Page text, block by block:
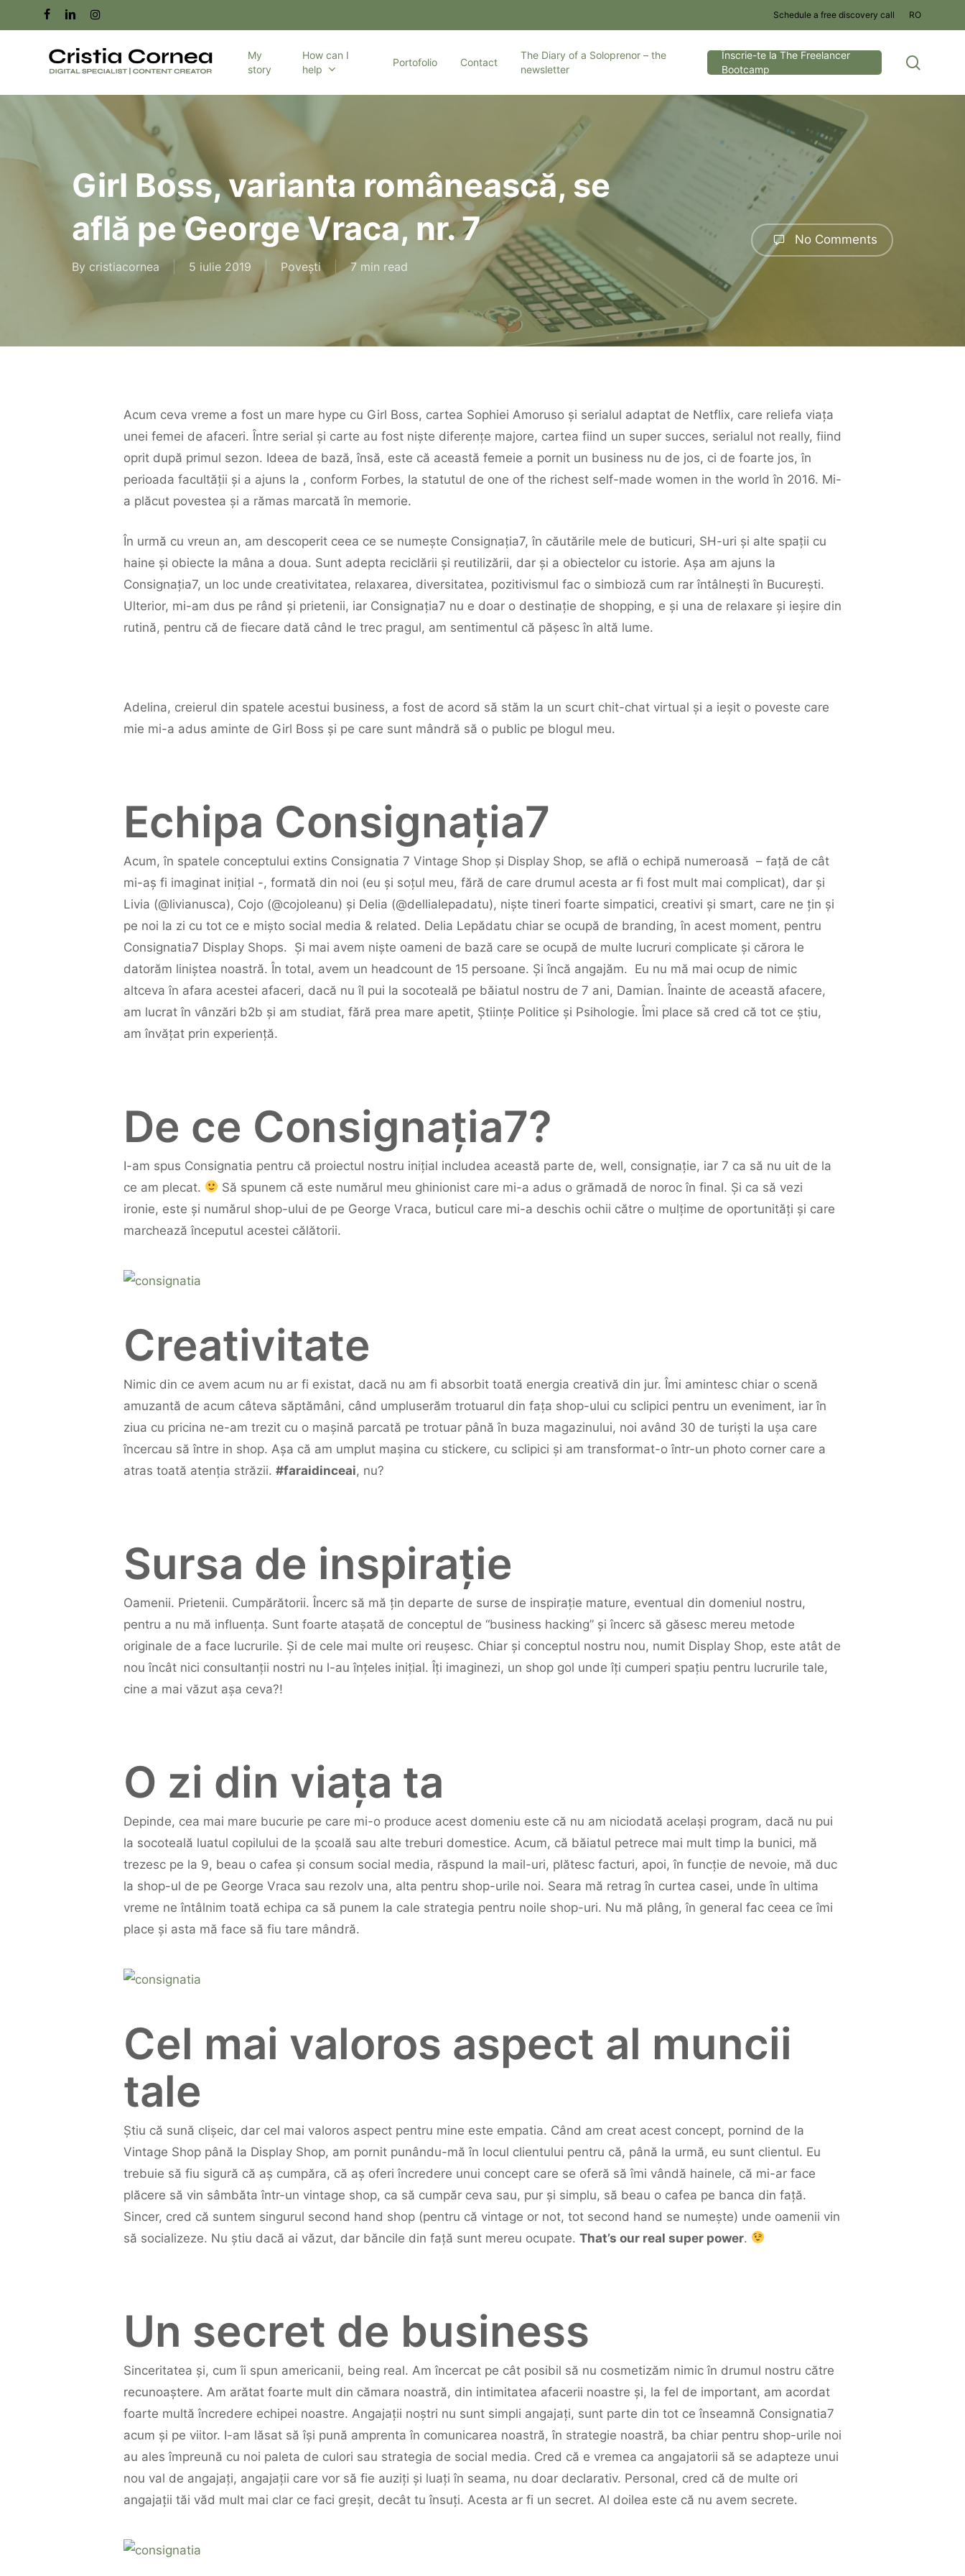
to
facebooklinkedininstagram Schedule a free discovery call RO
My
story
How can I
help
Portofolio Contact
The Diary of a Soloprenor – the
newsletter
Înscrie-te la The Freelancer
Bootcamp
Girl Boss, varianta românească, se
află pe George Vraca, nr. 7
By cristiacornea 5 iulie 2019 Povești 7 min read
No Comments
Acum ceva vreme a fost un mare hype cu Girl Boss, cartea Sophiei Amoruso și serialul adaptat de Netflix, care reliefa viața
unei femei de afaceri. Între serial și carte au fost niște diferențe majore, cartea fiind un super succes, serialul not really, fiind
oprit după primul sezon. Ideea de bază, însă, este că această femeie a pornit un business nu de jos, ci de foarte jos, în
perioada facultății și a ajuns la , conform Forbes, la statutul de one of the richest self-made women in the world în 2016. Mi-
a plăcut povestea și a rămas marcată în memorie.
În urmă cu vreun an, am descoperit ceea ce se numește Consignația7, în căutările mele de buticuri, SH-uri și alte spații cu
haine și obiecte la mâna a doua. Sunt adepta reciclării și reutilizării, dar și a obiectelor cu istorie. Așa am ajuns la
Consignația7, un loc unde creativitatea, relaxarea, diversitatea, pozitivismul fac o simbioză cum rar întâlnești în București.
Ulterior, mi-am dus pe rând și prietenii, iar Consignația7 nu e doar o destinație de shopping, e și una de relaxare și ieșire din
rutină, pentru că de fiecare dată când le trec pragul, am sentimentul că pășesc în altă lume.
Adelina, creierul din spatele acestui business, a fost de acord să stăm la un scurt chit-chat virtual și a ieșit o poveste care
mie mi-a adus aminte de Girl Boss și pe care sunt mândră să o public pe blogul meu.
Echipa Consignația7
Acum, în spatele conceptului extins Consignatia 7 Vintage Shop și Display Shop, se află o echipă numeroasă – față de cât
mi-aș fi imaginat inițial -, formată din noi (eu și soțul meu, fără de care drumul acesta ar fi fost mult mai complicat), dar și
Livia (@livianusca), Cojo (@cojoleanu) și Delia (@dellialepadatu), niște tineri foarte simpatici, creativi și smart, care ne țin și
pe noi la zi cu tot ce e mișto social media & related. Delia Lepădatu chiar se ocupă de branding, în acest moment, pentru
Consignatia7 Display Shops. Și mai avem niște oameni de bază care se ocupă de multe lucruri complicate și cărora le
datorăm liniștea noastră. În total, avem un headcount de 15 persoane. Și încă angajăm. Eu nu mă mai ocup de nimic
altceva în afara acestei afaceri, dacă nu îl pui la socoteală pe băiatul nostru de 7 ani, Damian. Înainte de această afacere,
am lucrat în vânzări b2b și am studiat, fără prea mare apetit, Științe Politice și Psihologie. Îmi place să cred că tot ce știu,
am învățat prin experiență.
De ce Consignația7?
I-am spus Consignatia pentru că proiectul nostru inițial includea această parte de, well, consignație, iar 7 ca să nu uit de la
ce am plecat.
Să spunem că este numărul meu ghinionist care mi-a adus o grămadă de noroc în final. Și ca să vezi
ironie, este și numărul shop-ului de pe George Vraca, buticul care mi-a deschis ochii către o mulțime de oportunități și care
marchează începutul acestei călătorii.
Creativitate
Nimic din ce avem acum nu ar fi existat, dacă nu am fi absorbit toată energia creativă din jur. Îmi amintesc chiar o scenă
amuzantă de acum câteva săptămâni, când umpluserăm trotuarul din fața shop-ului cu sclipici pentru un eveniment, iar în
ziua cu pricina ne-am trezit cu o mașină parcată pe trotuar până în buza magazinului, noi având 30 de turiști la ușa care
încercau să între in shop. Așa că am umplut mașina cu stickere, cu sclipici și am transformat-o într-un photo corner care a
atras toată atenția străzii. #faraidinceai, nu?
Sursa de inspirație
Oamenii. Prietenii. Cumpărătorii. Încerc să mă țin departe de surse de inspirație mature, eventual din domeniul nostru,
pentru a nu mă influența. Sunt foarte atașată de conceptul de “business hacking” și încerc să găsesc mereu metode
originale de a face lucrurile. Și de cele mai multe ori reușesc. Chiar și conceptul nostru nou, numit Display Shop, este atât de
nou încât nici consultanții nostri nu l-au înțeles inițial. Îți imaginezi, un shop gol unde îți cumperi spațiu pentru lucrurile tale,
cine a mai văzut așa ceva?!
O zi din viața ta
Depinde, cea mai mare bucurie pe care mi-o produce acest domeniu este că nu am niciodată același program, dacă nu pui
la socoteală luatul copilului de la școală sau alte treburi domestice. Acum, că băiatul petrece mai mult timp la bunici, mă
trezesc pe la 9, beau o cafea și consum social media, răspund la mail-uri, plătesc facturi, apoi, în funcție de nevoie, mă duc
la shop-ul de pe George Vraca sau rezolv una, alta pentru shop-urile noi. Seara mă retrag în curtea casei, unde în ultima
vreme ne întâlnim toată echipa ca să punem la cale strategia pentru noile shop-uri. Nu mă plâng, în general fac ceea ce îmi
place și asta mă face să fiu tare mândră.
Cel mai valoros aspect al muncii
tale
Știu că sună clișeic, dar cel mai valoros aspect pentru mine este empatia. Când am creat acest concept, pornind de la
Vintage Shop până la Display Shop, am pornit punându-mă în locul clientului pentru că, până la urmă, eu sunt clientul. Eu
trebuie să fiu sigură că aș cumpăra, că aș oferi încredere unui concept care se oferă să îmi vândă hainele, că mi-ar face
plăcere să vin sâmbăta într-un vintage shop, ca să cumpăr ceva sau, pur și simplu, să beau o cafea pe banca din față.
Sincer, cred că suntem singurul second hand shop (pentru că vintage or not, tot second hand se numește) unde oamenii vin
să socializeze. Nu știu dacă ai văzut, dar băncile din față sunt mereu ocupate. That’s our real super power.
Un secret de business
Sinceritatea și, cum îi spun americanii, being real. Am încercat pe cât posibil să nu cosmetizăm nimic în drumul nostru către
recunoaștere. Am arătat foarte mult din cămara noastră, din intimitatea afacerii noastre și, la fel de important, am acordat
foarte multă încredere echipei noastre. Angajații noștri nu sunt simpli angajați, sunt parte din tot ce înseamnă Consignatia7
acum și pe viitor. I-am lăsat să își pună amprenta în comunicarea noastră, în strategie noastră, ba chiar pentru shop-urile noi
au ales împreună cu noi paleta de culori sau strategia de social media. Cred că e vremea ca angajatorii să se adapteze unui
nou val de angajați, angajații care vor să fie auziți și luați în seama, nu doar declarativ. Personal, cred că de multe ori
angajații tăi văd mult mai clar ce faci greșit, decât tu însuți. Acesta ar fi un secret. Al doilea este că nu avem secrete.